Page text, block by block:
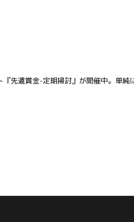
先遣賞金-定期掃討』が開催中。単